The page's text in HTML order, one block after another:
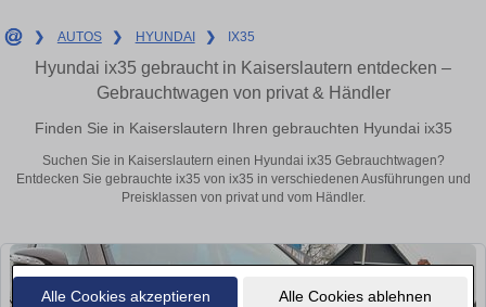
Alle Cookies akzeptieren Alle Cookies ablehnen
❯ AUTOS ❯ HYUNDAI ❯ IX35
Hyundai ix35 gebraucht in Kaiserslautern entdecken –
Gebrauchtwagen von privat & Händler
Finden Sie in Kaiserslautern Ihren gebrauchten Hyundai ix35
Suchen Sie in Kaiserslautern einen Hyundai ix35 Gebrauchtwagen?
Entdecken Sie gebrauchte ix35 von ix35 in verschiedenen Ausführungen und
Preisklassen von privat und vom Händler.